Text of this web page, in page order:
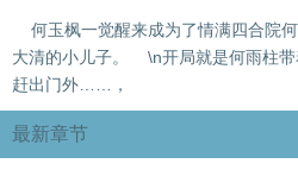
何玉枫一觉醒来成为了情满四合院
大清的小儿子。 \n开局就是何雨柱带
赶出门外……，
最新章节